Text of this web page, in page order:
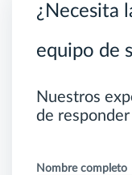
¿Necesita
equipo de
Nuestros
de
Nombre completo